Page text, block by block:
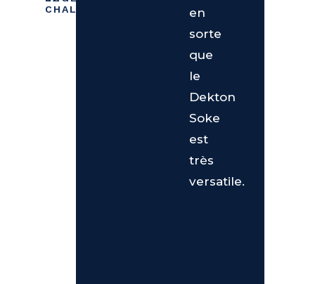
CHALEUR
en
sorte
que
le
Dekton
Soke
est
très
versatile.